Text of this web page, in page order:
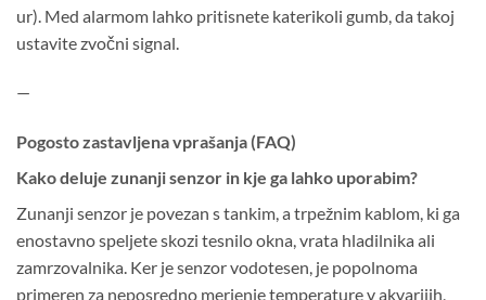
ur). Med alarmom lahko pritisnete katerikoli gumb, da takoj
ustavite zvočni signal.
—
Pogosto zastavljena vprašanja (FAQ)
Kako deluje zunanji senzor in kje ga lahko uporabim?
Zunanji senzor je povezan s tankim, a trpežnim kablom, ki ga
enostavno speljete skozi tesnilo okna, vrata hladilnika ali
zamrzovalnika. Ker je senzor vodotesen, je popolnoma
primeren za neposredno merjenje temperature v akvarijih,